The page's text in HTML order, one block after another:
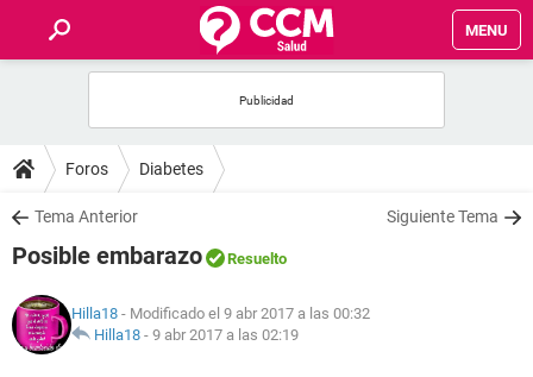
MENU
FOROS
SALUD
NUTRICIÓN
Foros Diabetes
Tema Anterior Siguiente Tema
Posible embarazo Resuelto
Hilla18 - Modificado el 9 abr 2017 a las 00:32
Hilla18 - 9 abr 2017 a las 02:19